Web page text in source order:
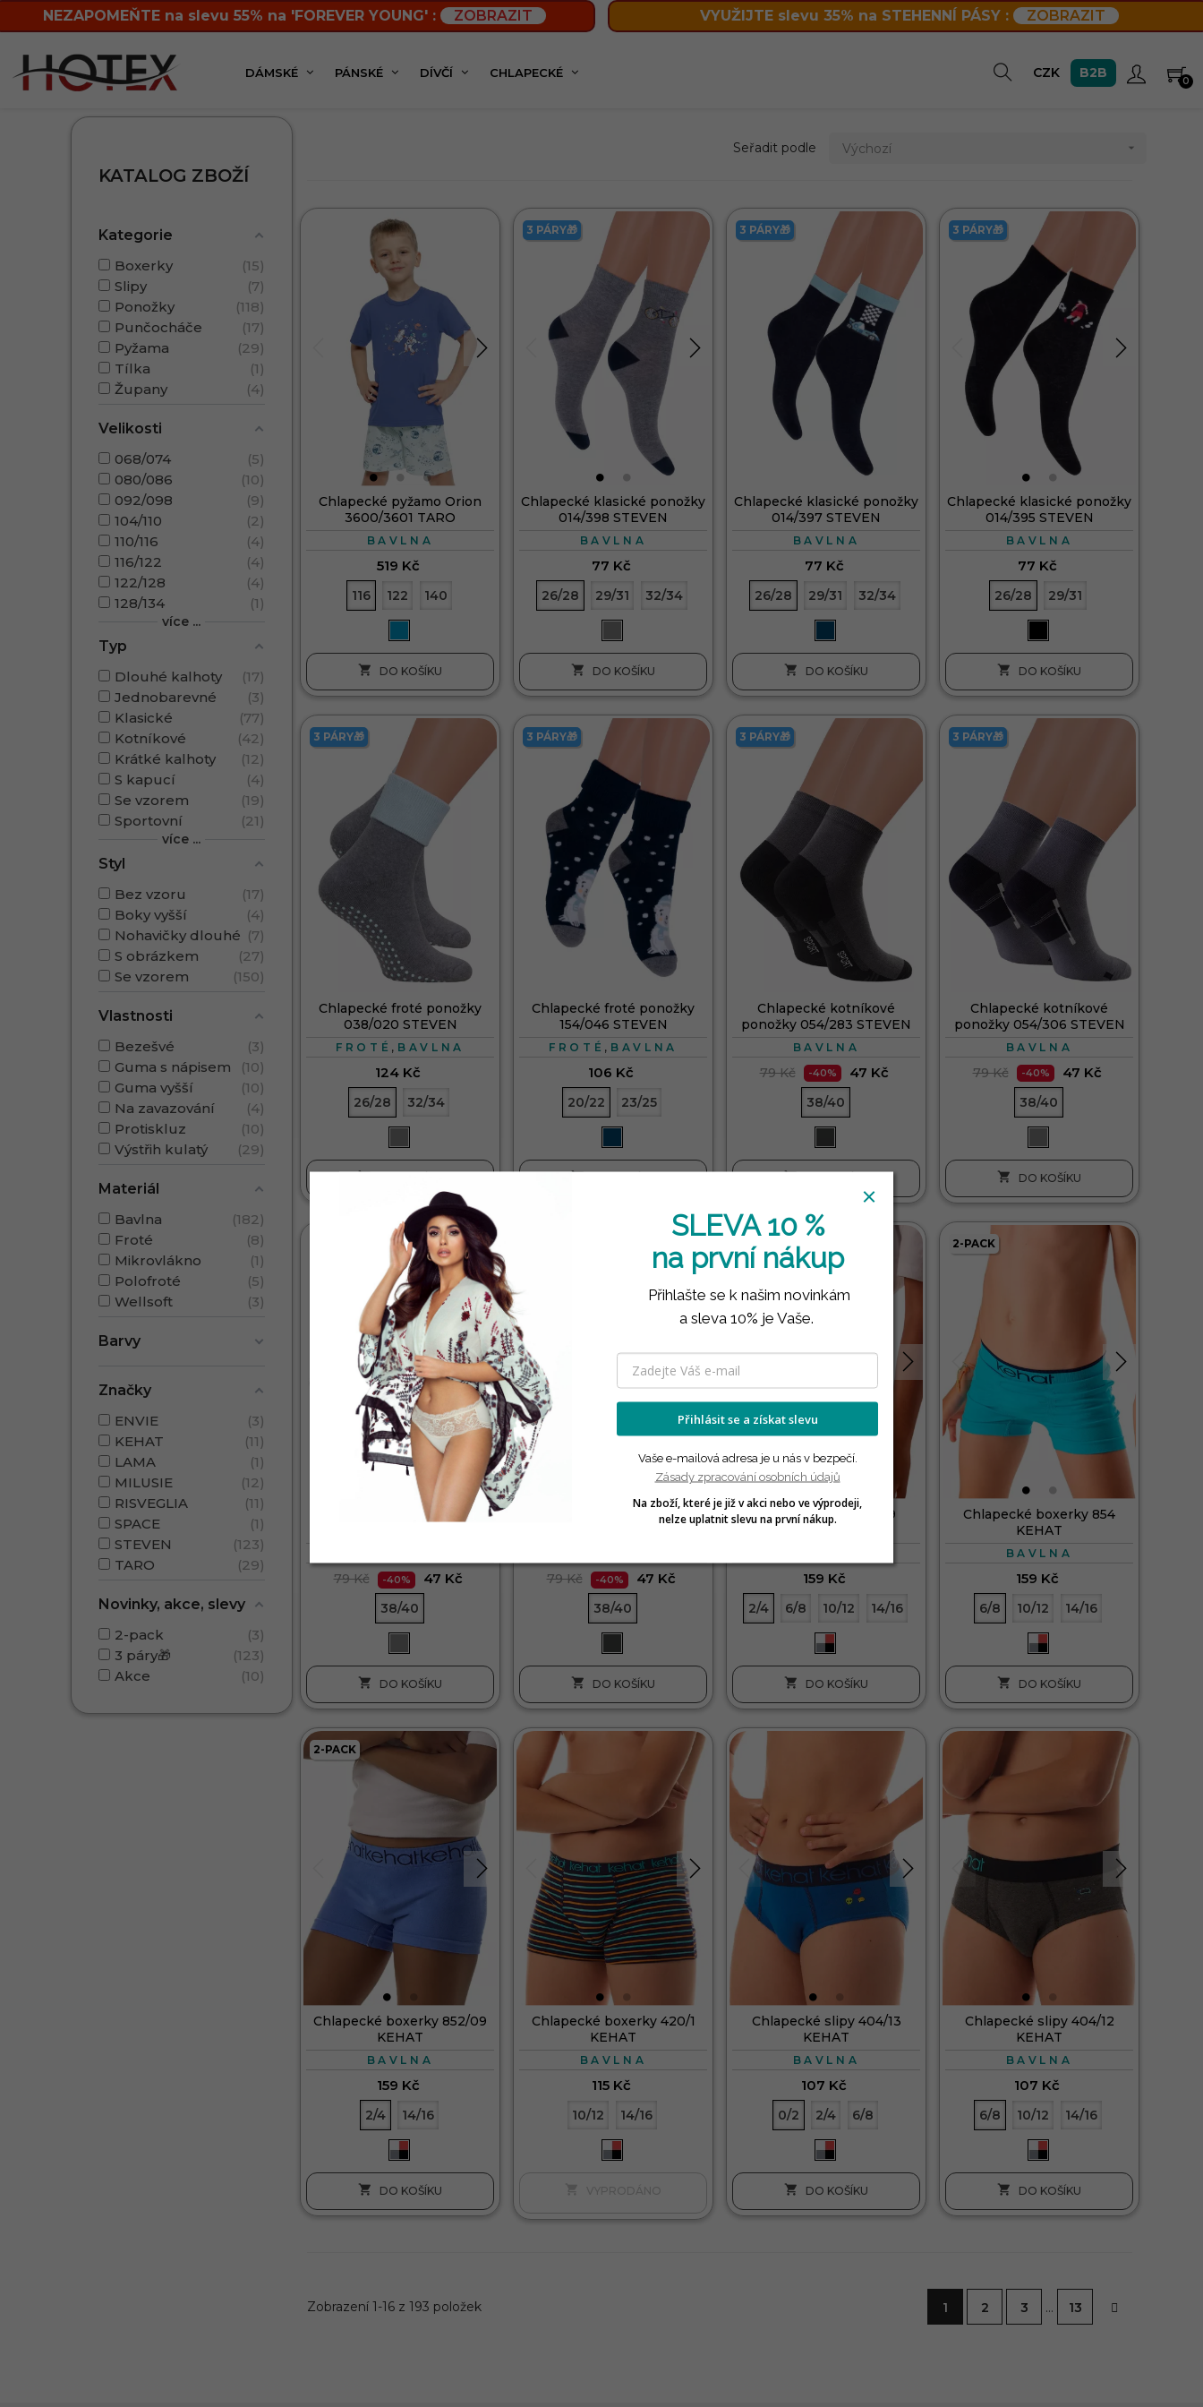
NEZAPOMEŇTE na slevu 55% na 'FOREVER YOUNG' : ZOBRAZIT VYUŽIJTE slevu 35% na STEHENNÍ PÁSY : ZOBRAZIT
DÁMSKÉ PÁNSKÉ DÍVČÍ CHLAPECKÉ CZK B2B
0
Chlapecká kolekce
KATALOG ZBOŽÍ
Kategorie
Boxerky
15
Slipy
7
Ponožky
118
Punčocháče
17
Pyžama
29
Tílka
1
Župany
4
Velikosti
068/074
5
080/086
10
092/098
9
104/110
2
110/116
4
116/122
4
122/128
4
128/134
1
více ...
Typ
Dlouhé kalhoty
17
Jednobarevné
3
Klasické
77
Kotníkové
42
Krátké kalhoty
12
S kapucí
4
Se vzorem
19
Sportovní
21
více ...
Styl
Bez vzoru
17
Boky vyšší
4
Nohavičky dlouhé
7
S obrázkem
27
Se vzorem
150
Vlastnosti
Bezešvé
3
Guma s nápisem
10
Guma vyšší
10
Na zavazování
4
Protiskluz
10
Výstřih kulatý
29
Materiál
Bavlna
182
Froté
8
Mikrovlákno
1
Polofroté
5
Wellsoft
3
Barvy
Značky
ENVIE
3
KEHAT
11
LAMA
1
MILUSIE
12
RISVEGLIA
11
SPACE
1
STEVEN
123
TARO
29
Novinky, akce, slevy
2-pack
3
3 páry🎁
123
Akce
10
Seřadit podle Výchozí 
Chlapecké pyžamo Orion
3600/3601 TARO
BAVLNA
519 Kč
116 122 140
 DO KOŠÍKU
3 PÁRY🎁
Chlapecké klasické ponožky
014/398 STEVEN
BAVLNA
77 Kč
26/28 29/31 32/34
 DO KOŠÍKU
3 PÁRY🎁
Chlapecké klasické ponožky
014/397 STEVEN
BAVLNA
77 Kč
26/28 29/31 32/34
 DO KOŠÍKU
3 PÁRY🎁
Chlapecké klasické ponožky
014/395 STEVEN
BAVLNA
77 Kč
26/28 29/31
 DO KOŠÍKU
3 PÁRY🎁
Chlapecké froté ponožky
038/020 STEVEN
FROTÉ , BAVLNA
124 Kč
26/28 32/34

3 PÁRY🎁
Chlapecké froté ponožky
154/046 STEVEN
FROTÉ , BAVLNA
106 Kč
20/22 23/25

3 PÁRY🎁
Chlapecké kotníkové
ponožky 054/283 STEVEN
BAVLNA
79 Kč -40% 47 Kč
38/40

3 PÁRY🎁
Chlapecké kotníkové
ponožky 054/306 STEVEN
BAVLNA
79 Kč -40% 47 Kč
38/40
 DO KOŠÍKU
Chlapecké kotníkové
79 Kč -40% 47 Kč
38/40
 DO KOŠÍKU
Chlapecké kotníkové
ponožky 054/313 STEVEN
79 Kč -40% 47 Kč
38/40
 DO KOŠÍKU
Chlapecké slipy 251/9
KEHAT
159 Kč
2/4 6/8 10/12 14/16
 DO KOŠÍKU
2-PACK
Chlapecké boxerky 854
KEHAT
BAVLNA
159 Kč
6/8 10/12 14/16
 DO KOŠÍKU
2-PACK
Chlapecké boxerky 852/09
KEHAT
BAVLNA
159 Kč
2/4 14/16
 DO KOŠÍKU
Chlapecké boxerky 420/1
KEHAT
BAVLNA
115 Kč
10/12 14/16
Chlapecké slipy 404/13
KEHAT
BAVLNA
107 Kč
0/2 2/4 6/8
 DO KOŠÍKU
Chlapecké slipy 404/12
KEHAT
BAVLNA
107 Kč
6/8 10/12 14/16
 DO KOŠÍKU
Zobrazení 1-16 z 193 položek 1 2 3 … 13
SLEVA 10 %
na první nákup
Přihlašte se k našim novinkám
a sleva 10% je Vaše.
Přihlásit se a získat slevu
Vaše e-mailová adresa je u nás v bezpečí.
Zásady zpracování osobních údajů
Na zboží, které je již v akci nebo ve výprodeji,
nelze uplatnit slevu na první nákup.